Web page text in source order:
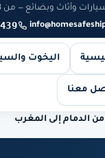
— من 8 صباحاً حتى 10 مساءً — والطلبات أونلاين طوال الوقت
اليخوت
معنا
الدمام إلى المغرب